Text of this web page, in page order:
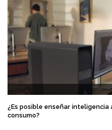
¿Es posible enseñar
consumo?